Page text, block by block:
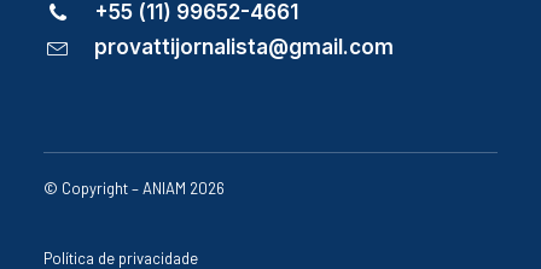
+55 (11) 99652-4661
provattijornalista@gmail.com
© Copyright – ANIAM 2026
Política de privacidade